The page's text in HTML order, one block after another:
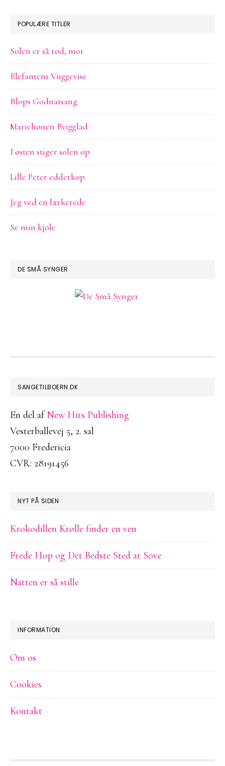
POPULÆRE TITLER
Solen er så rød, mor
Elefantens Vuggevise
Blops Godnatsang
Mariehønen Evigglad
I østen stiger solen op
Lille Peter edderkop
Jeg ved en lærkerede
Se min kjole
DE SMÅ SYNGER
FOOTER
SANGETILBOERN.DK
En del afNew Hits Publishing
Vesterballevej 5, 2. sal
7000 Fredericia
CVR: 28191456
NYT PÅ SIDEN
Krokodillen Krølle finder en ven
Frede Hop og Det Bedste Sted at Sove
Natten er så stille
INFORMATION
Om os
Cookies
Kontakt